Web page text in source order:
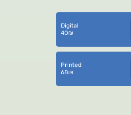
Digital
40₪
Printed
68₪